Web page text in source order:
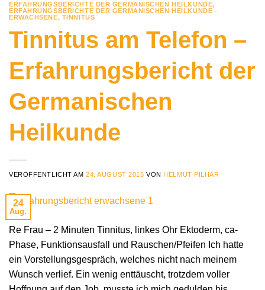
ERFAHRUNGSBERICHTE DER GERMANISCHEN HEILKUNDE,
ERFAHRUNGSBERICHTE DER GERMANISCHEN HEILKUNDE -
ERWACHSENE, TINNITUS
Tinnitus am Telefon –
Erfahrungsbericht der
Germanischen
Heilkunde
VERÖFFENTLICHT AM24. AUGUST 2015 VON HELMUT PILHAR
24
Aug.
Re Frau – 2 Minuten Tinnitus, linkes Ohr Ektoderm, ca-
Phase, Funktionsausfall und Rauschen/Pfeifen Ich hatte
ein Vorstellungsgespräch, welches nicht nach meinem
Wunsch verlief. Ein wenig enttäuscht, trotzdem voller